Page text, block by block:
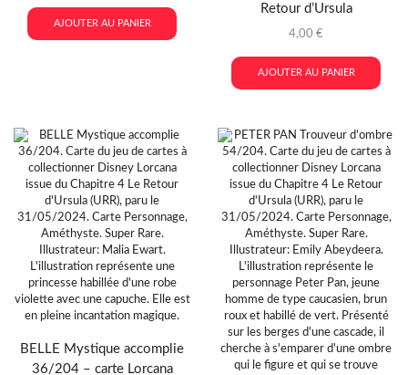
AJOUTER AU PANIER
Retour d’Ursula
4,00 €
AJOUTER AU PANIER
BELLE Mystique accomplie
36/204 – carte Lorcana